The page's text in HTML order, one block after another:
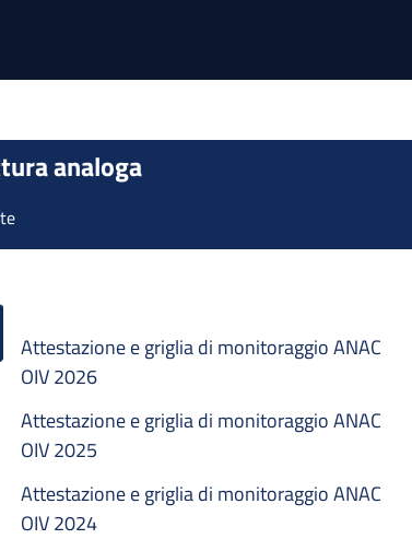
analoga
Attestazione e griglia di monitoraggio ANAC
OIV 2026
Attestazione e griglia di monitoraggio ANAC
OIV 2025
Attestazione e griglia di monitoraggio ANAC
OIV 2024